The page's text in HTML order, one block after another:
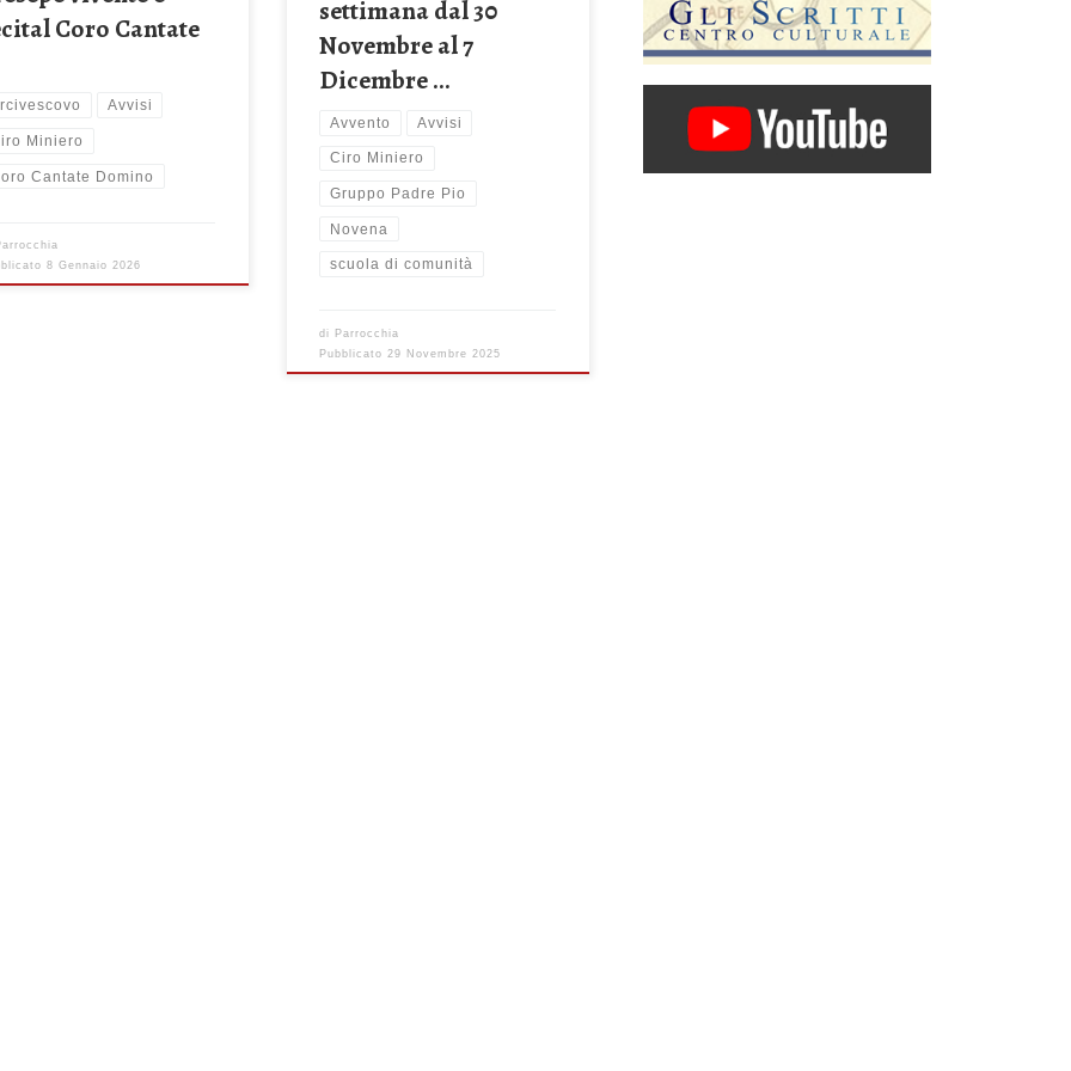
Coro Cantate
Avvisi
Miniero
Cantate Domino
8 Gennaio 2026
settimana dal 30
Novembre al 7
Dicembre …
Avvento Avvisi
Ciro Miniero
Gruppo Padre Pio
Novena
scuola di comunità
di Parrocchia
Pubblicato 29 Novembre 2025